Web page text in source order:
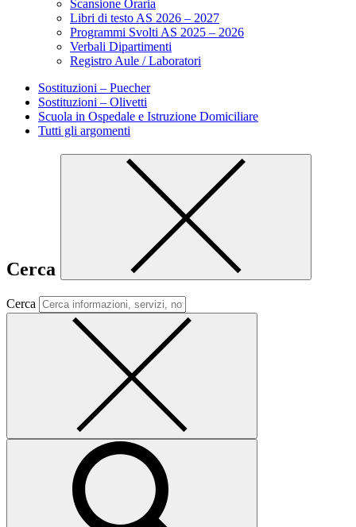
Scansione Oraria
Libri di testo AS 2026 – 2027
Programmi Svolti AS 2025 – 2026
Verbali Dipartimenti
Registro Aule / Laboratori
Sostituzioni – Puecher
Sostituzioni – Olivetti
Scuola in Ospedale e Istruzione Domiciliare
Tutti gli argomenti
Cerca
Cerca